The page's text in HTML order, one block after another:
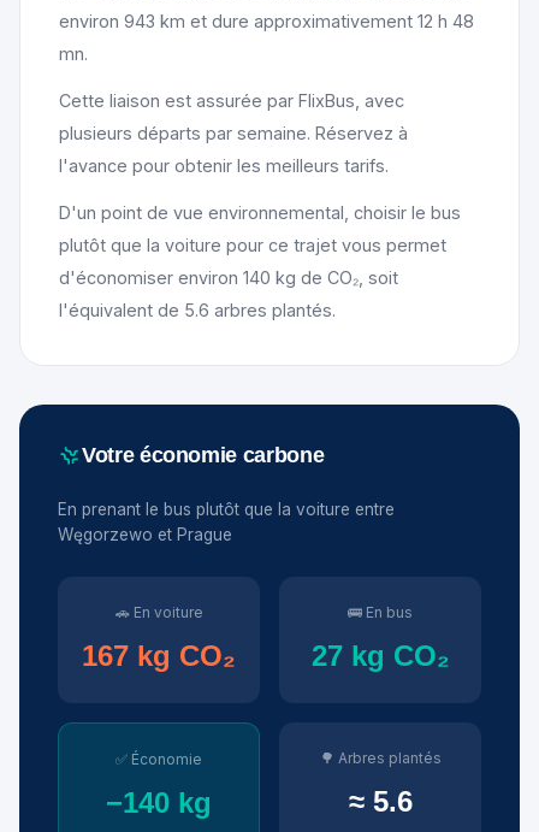
environ 943 km et dure approximativement 12 h 48
mn.
Cette liaison est assurée par FlixBus, avec
plusieurs départs par semaine. Réservez à
l'avance pour obtenir les meilleurs tarifs.
D'un point de vue environnemental, choisir le bus
plutôt que la voiture pour ce trajet vous permet
d'économiser environ 140 kg de CO₂, soit
l'équivalent de 5.6 arbres plantés.
Votre économie carbone
En prenant le bus plutôt que la voiture entre
Węgorzewo et Prague
🚗 En voiture
167 kg CO₂
🚌 En bus
27 kg CO₂
✅ Économie
−140 kg
🌳 Arbres plantés
≈ 5.6